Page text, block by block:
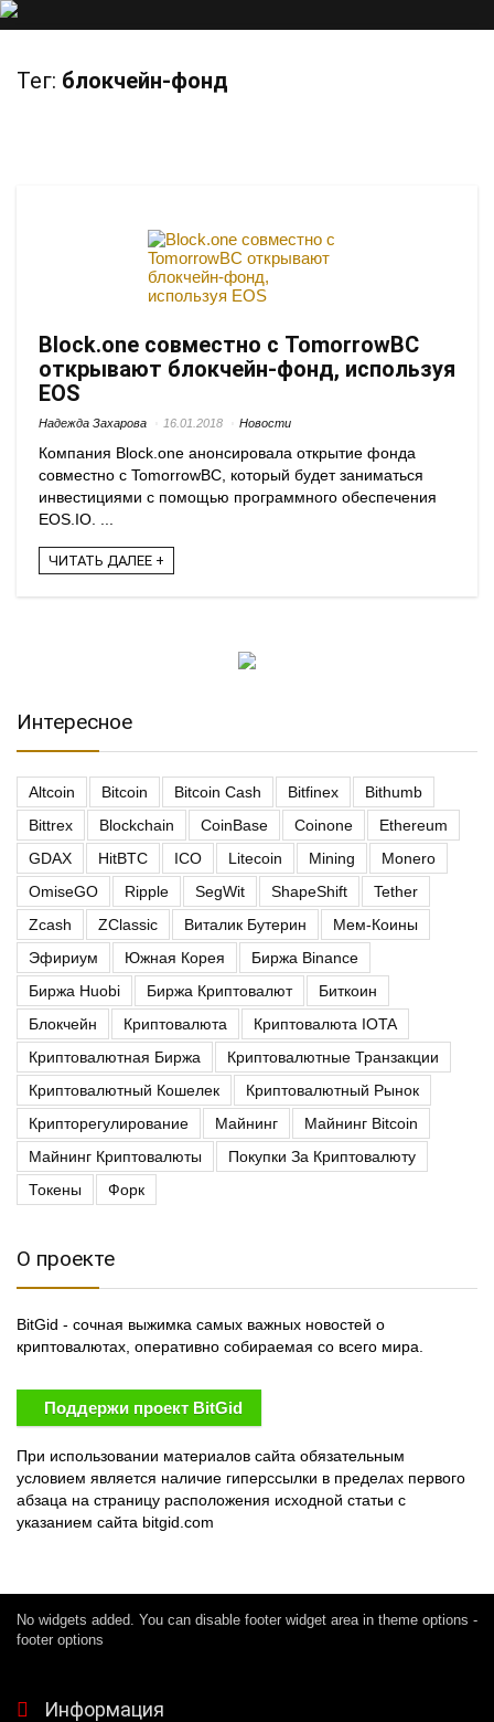
Тег: блокчейн-фонд
Block.one совместно с TomorrowBC
открывают блокчейн-фонд, используя
EOS
Надежда Захарова 16.01.2018 Новости
Компания Block.one анонсировала открытие фонда
совместно с TomorrowBC, который будет заниматься
инвестициями с помощью программного обеспечения
EOS.IO. ...
ЧИТАТЬ ДАЛЕЕ +
Интересное
Altcoin Bitcoin Bitcoin Cash Bitfinex
Bithumb
Bittrex
Blockchain CoinBase Coinone
Ethereum
GDAX
HitBTC ICO Litecoin Mining
Monero
OmiseGO
Ripple SegWit ShapeShift
Tether
Zcash
ZClassic Виталик Бутерин
Мем-Коины
Эфириум
Южная Корея
Биржа Binance
Биржа Huobi
Биржа Криптовалют
Биткоин
Блокчейн
Криптовалюта
Криптовалюта IOTA
Криптовалютная Биржа
Криптовалютные Транзакции
Криптовалютный Кошелек
Криптовалютный Рынок
Крипторегулирование
Майнинг
Майнинг Bitcoin
Майнинг Криптовалюты
Покупки За Криптовалюту
Токены
Форк
О проекте
BitGid - сочная выжимка самых важных новостей о
криптовалютах, оперативно собираемая со всего мира.
Поддержи проект BitGid
При использовании материалов сайта обязательным
условием является наличие гиперссылки в пределах первого
абзаца на страницу расположения исходной статьи с
указанием сайта bitgid.com
No widgets added. You can disable footer widget area in theme options -
footer options
Информация